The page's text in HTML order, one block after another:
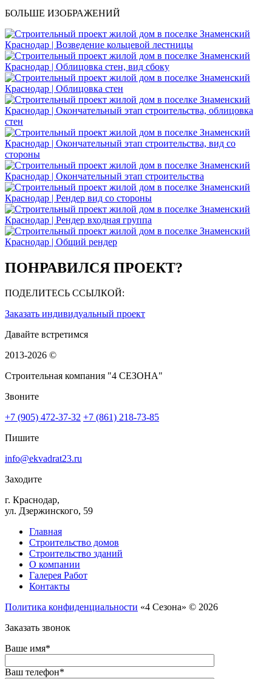
БОЛЬШЕ ИЗОБРАЖЕНИЙ
ПОНРАВИЛСЯ ПРОЕКТ?
ПОДЕЛИТЕСЬ ССЫЛКОЙ:
Заказать индивидуальный проект
Давайте встретимся
2013-2026 ©
Строительная компания "4 СЕЗОНА"
Звоните
+7 (905) 472-37-32 +7 (861) 218-73-85
Пишите
info@ekvadrat23.ru
Заходите
г. Краснодар,
ул. Дзержинского, 59
Главная
Строительство домов
Строительство зданий
О компании
Галерея Работ
Контакты
Политика конфиденциальности «4 Сезона» © 2026
Заказать звонок
Ваше имя*
Ваш телефон*